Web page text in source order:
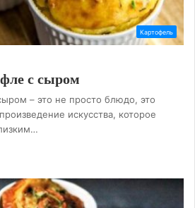
Картофель
с сыром
– это не просто блюдо, это
искусства, которое